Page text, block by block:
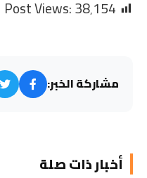
Post Views:38٬154
مشاركة الخبر:
أخبار ذات صلة